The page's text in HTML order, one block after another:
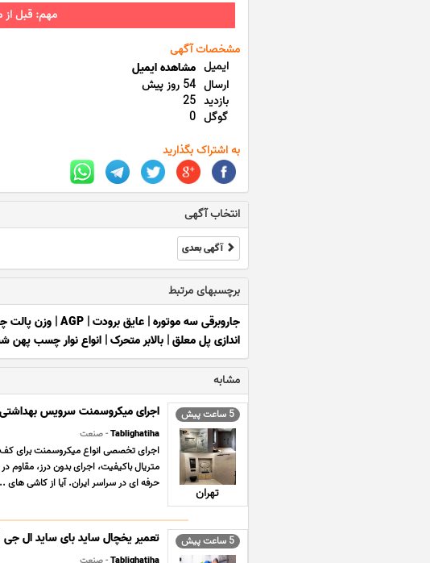
مهم: قبل
مشخصات آگهی
ایمیل مشاهده ایمیل
ارسال 54 روز پیش
بازدید 25
گوگل 0
به اشتراک بگذارید
انتخاب آگهی
آگهی بعدی
برچسبهای مرتبط
جاروبرقی سه موتوره|عایق برودت|
AGP
|وزن پالت
اندازی پل معلق|بالابر متحرک|انواع نوار چسب پهن
مشابه
5 ساعت پیش
تهران
اجرای میکروسمنت سرویس
Tablighatiha- صنعت
اجرای تخصصی انواع میکروسمنت برای
متریال باکیفیت، اجرای بدون درز، مقاوم
حرفه ای در سراسر ایران. آیا از کاشی
5 ساعت پیش تعمیر یخچال ساید بای ساید ال جی LG غرب تهران